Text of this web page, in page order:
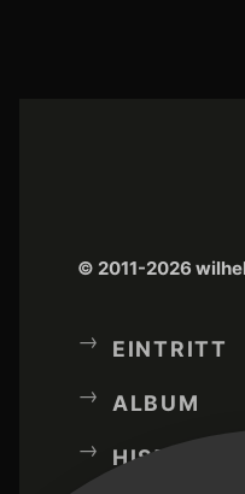
© 2011-2026
EINTRITT
ALBUM
HISTORY